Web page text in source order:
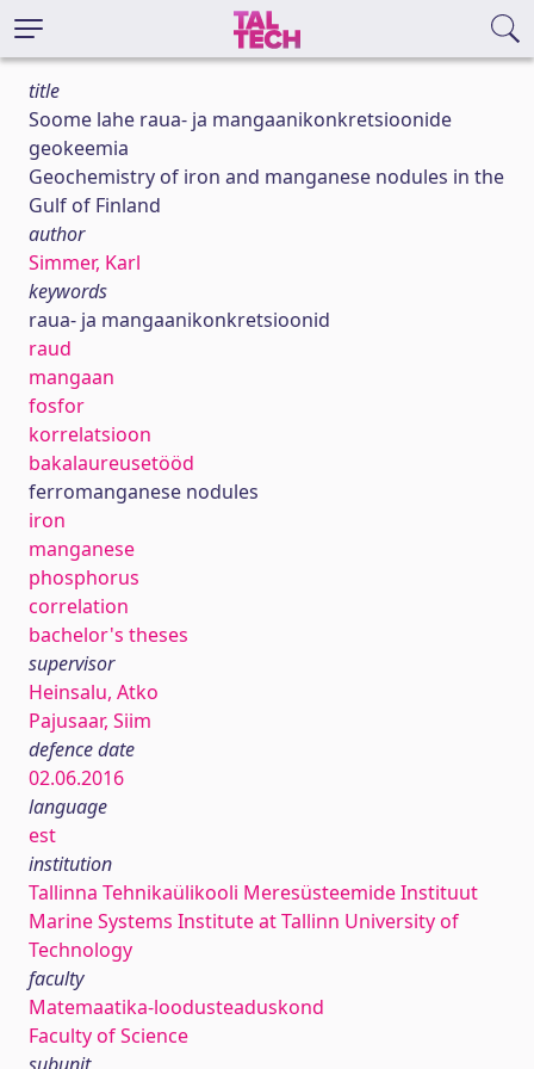
title
Soome lahe raua- ja mangaanikonkretsioonide
geokeemia
Geochemistry of iron and manganese nodules in the
Gulf of Finland
author
Simmer, Karl
keywords
raua- ja mangaanikonkretsioonid
raud
mangaan
fosfor
korrelatsioon
bakalaureusetööd
ferromanganese nodules
iron
manganese
phosphorus
correlation
bachelor's theses
supervisor
Heinsalu, Atko
Pajusaar, Siim
defence date
02.06.2016
language
est
institution
Tallinna Tehnikaülikooli Meresüsteemide Instituut
Marine Systems Institute at Tallinn University of
Technology
faculty
Matemaatika-loodusteaduskond
Faculty of Science